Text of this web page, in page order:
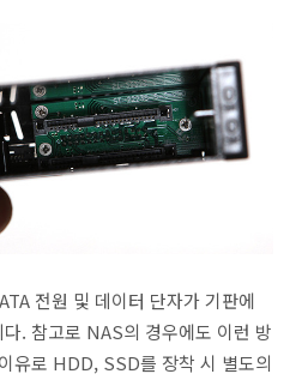
전원 및 데이터 단자가 기판에
. 참고로 NAS의 경우에도 이런 방
유로 HDD, SSD를 장착 시 별도의